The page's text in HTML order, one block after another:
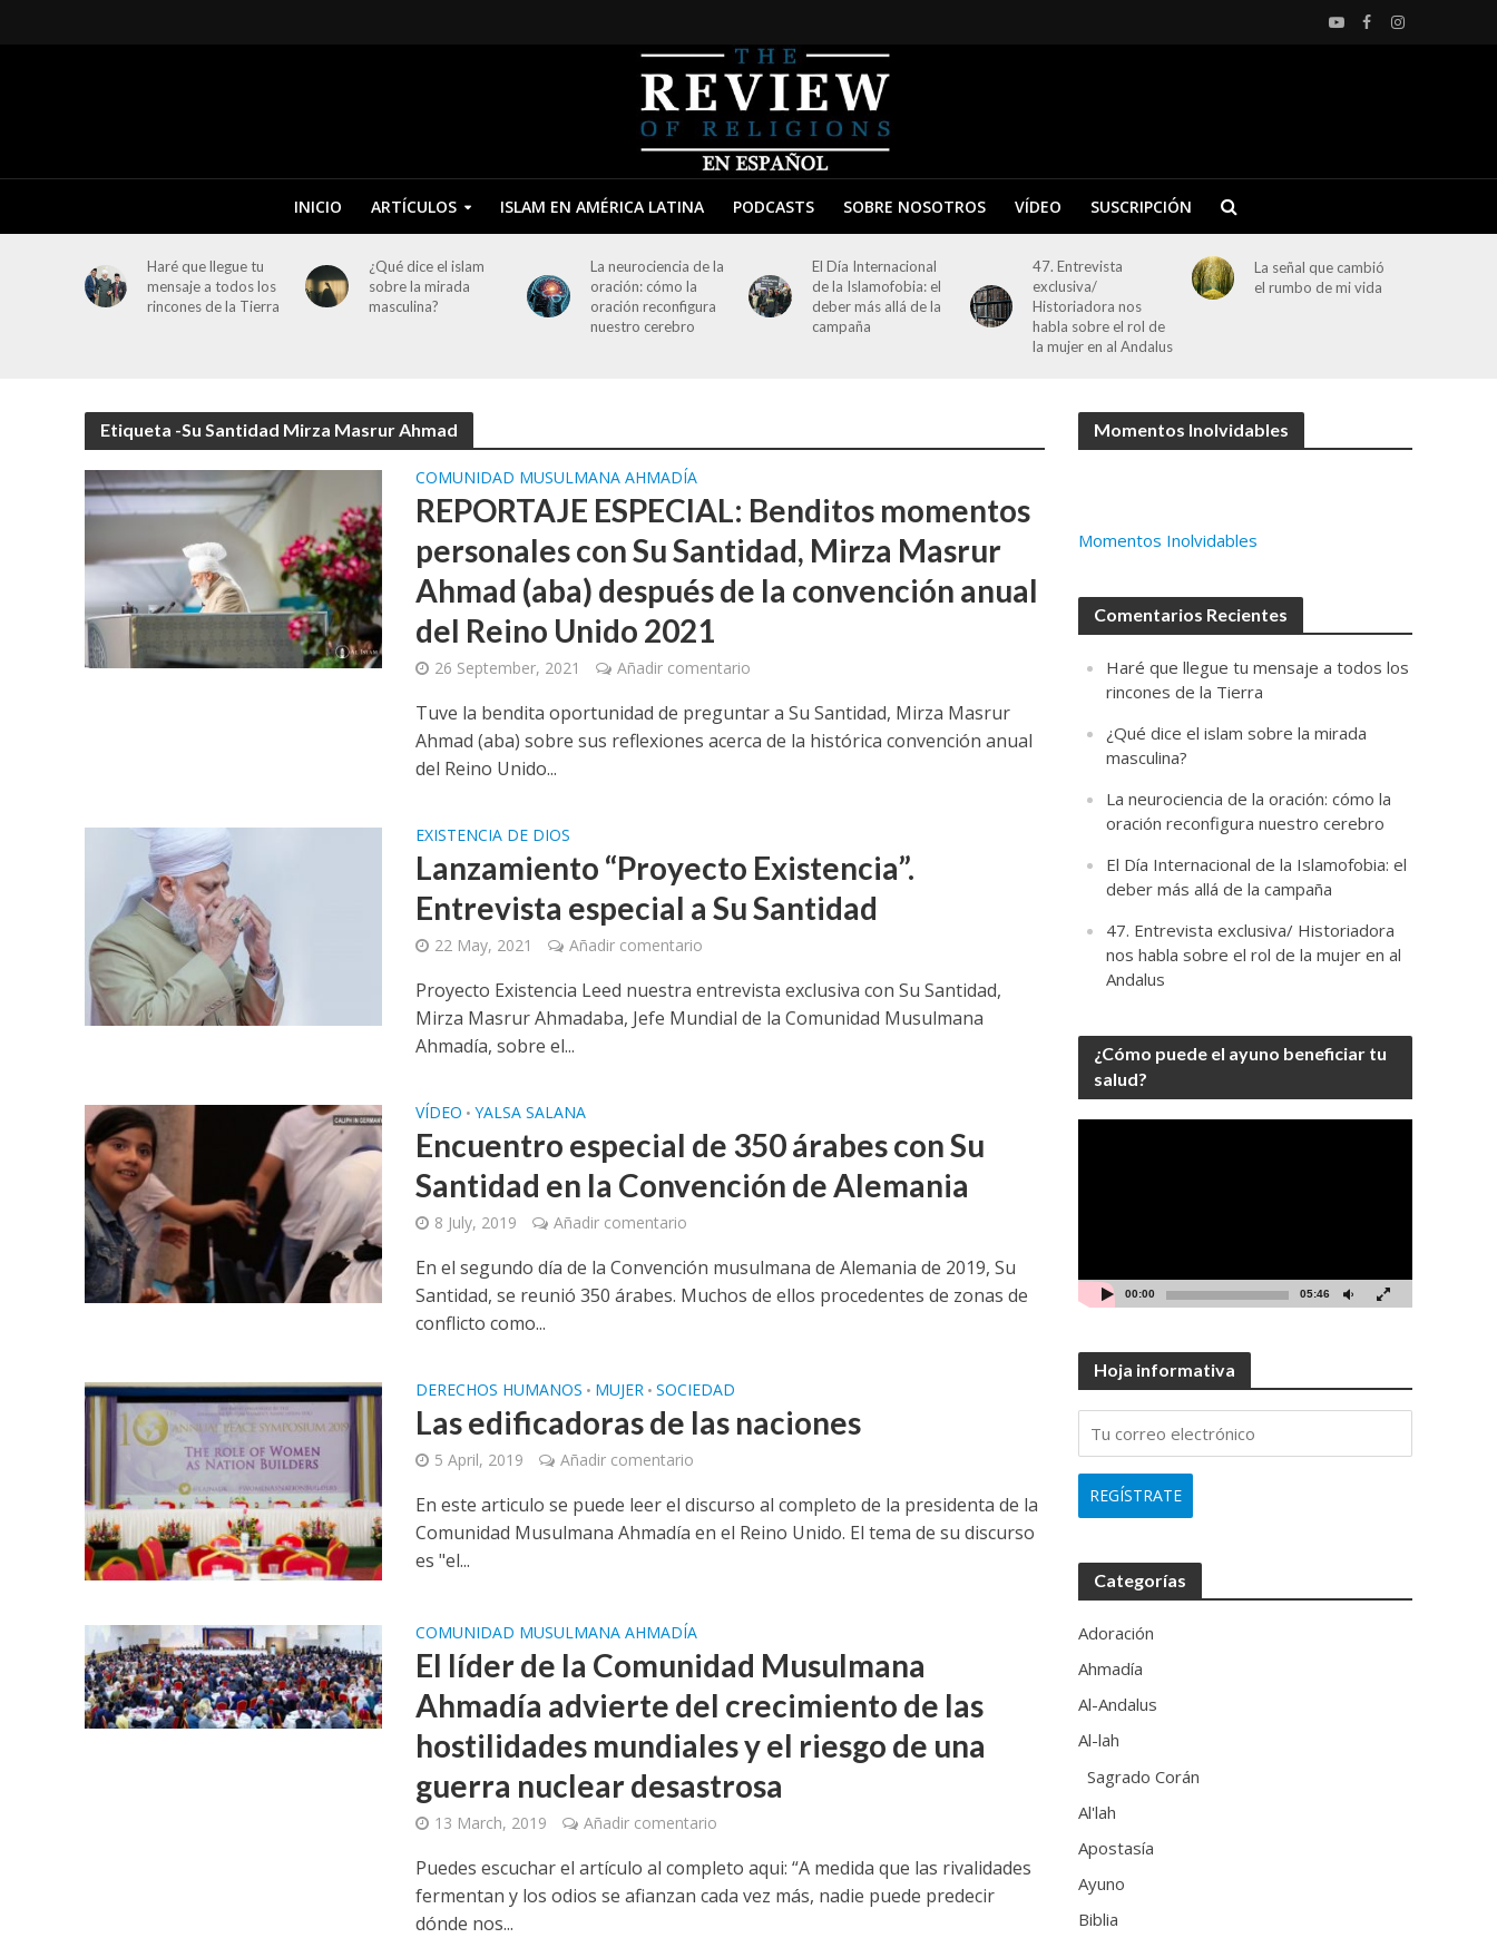
INICIO ARTÍCULOS ISLAM EN AMÉRICA LATINA PODCASTS SOBRE NOSOTROS VÍDEO SUSCRIPCIÓN
Haré que llegue tu
mensaje a todos los
rincones de la Tierra
¿Qué dice el islam
sobre la mirada
masculina?
La neurociencia de la
oración: cómo la
oración reconfigura
nuestro cerebro
El Día Internacional
de la Islamofobia: el
deber más allá de la
campaña
47. Entrevista
exclusiva/
Historiadora nos
habla sobre el rol de
la mujer en al Andalus
La señal que cambió
el rumbo de mi vida
Etiqueta -Su Santidad Mirza Masrur Ahmad
COMUNIDAD MUSULMANA AHMADÍA
REPORTAJE ESPECIAL: Benditos momentos
personales con Su Santidad, Mirza Masrur
Ahmad (aba) después de la convención anual
del Reino Unido 2021
26 September, 2021 Añadir comentario
Tuve la bendita oportunidad de preguntar a Su Santidad, Mirza Masrur
Ahmad (aba) sobre sus reflexiones acerca de la histórica convención anual
del Reino Unido...
EXISTENCIA DE DIOS
Lanzamiento “Proyecto Existencia”.
Entrevista especial a Su Santidad
22 May, 2021 Añadir comentario
Proyecto Existencia Leed nuestra entrevista exclusiva con Su Santidad,
Mirza Masrur Ahmadaba, Jefe Mundial de la Comunidad Musulmana
Ahmadía, sobre el...
VÍDEO • YALSA SALANA
Encuentro especial de 350 árabes con Su
Santidad en la Convención de Alemania
8 July, 2019 Añadir comentario
En el segundo día de la Convención musulmana de Alemania de 2019, Su
Santidad, se reunió 350 árabes. Muchos de ellos procedentes de zonas de
conflicto como...
DERECHOS HUMANOS • MUJER • SOCIEDAD
Las edificadoras de las naciones
5 April, 2019 Añadir comentario
En este articulo se puede leer el discurso al completo de la presidenta de la
Comunidad Musulmana Ahmadía en el Reino Unido. El tema de su discurso
es "el...
COMUNIDAD MUSULMANA AHMADÍA
El líder de la Comunidad Musulmana
Ahmadía advierte del crecimiento de las
hostilidades mundiales y el riesgo de una
guerra nuclear desastrosa
13 March, 2019 Añadir comentario
Puedes escuchar el artículo al completo aqui: “A medida que las rivalidades
fermentan y los odios se afianzan cada vez más, nadie puede predecir
dónde nos...
Momentos Inolvidables
Momentos Inolvidables
Comentarios Recientes
Haré que llegue tu mensaje a todos los
rincones de la Tierra
¿Qué dice el islam sobre la mirada
masculina?
La neurociencia de la oración: cómo la
oración reconfigura nuestro cerebro
El Día Internacional de la Islamofobia: el
deber más allá de la campaña
47. Entrevista exclusiva/ Historiadora
nos habla sobre el rol de la mujer en al
Andalus
¿Cómo puede el ayuno beneficiar tu
salud?
00:00 05:46
Hoja informativa
Categorías
Adoración
Ahmadía
Al-Andalus
Al-lah
Sagrado Corán
Al'lah
Apostasía
Ayuno
Biblia